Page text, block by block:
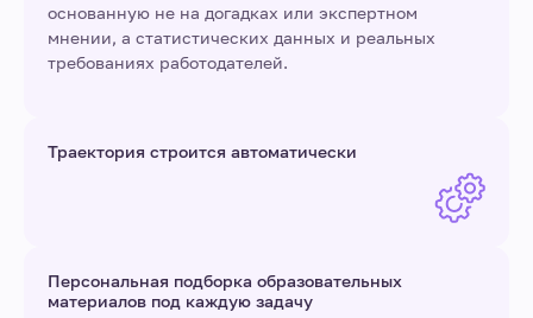
основанную не на догадках или экспертном
мнении, а статистических данных и реальных
требованиях работодателей.
Траектория строится автоматически
Персональная подборка образовательных
материалов под каждую задачу